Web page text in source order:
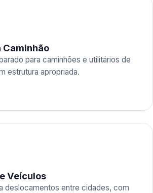
Caminhão
para caminhões e utilitários de
estrutura apropriada.
Veículos
deslocamentos entre cidades, com